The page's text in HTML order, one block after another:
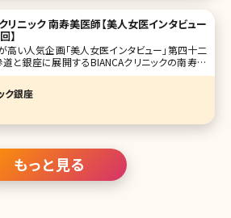
リニック 南寿美医師【美人女医インタビュー
】
高い人気企画「美人女医インタビュー」第四十二
道と銀座に展開するBIANCAクリニックの南寿美
み）先生です。 美容外科、美容皮膚科問わず豊富
ューを取り揃えているBIANCAクリニックでは、ド
、オールマイティに施術対応できるのが基本方
、
ク銀座
もっと見る